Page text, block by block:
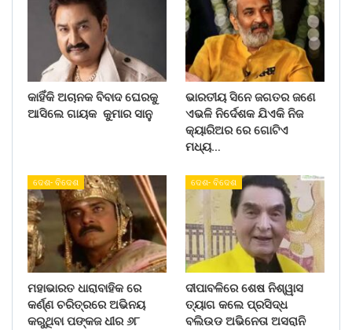
କାହିଁକି ଅଚାନକ ବିବାଦ ଘେରକୁ
ଆସିଲେ ଗାୟକ କୁମାର ସାନୁ
ଭାରତୀୟ ସିନେ ଜଗତର ଜଣେ
ଏଭଳି ନିର୍ଦେଶକ ଯିଏକି ନିଜ
କ୍ୟାରିଅର ରେ ଗୋଟିଏ
ମଧ୍ୟ…
ଦେଶ- ବିଦେଶ
ମହାଭାରତ ଧାରାବାହିକ ରେ
କର୍ଣ୍ଣ ଚରିତ୍ରରେ ଅଭିନୟ
କରୁଥିବା ପଙ୍କଜ ଧୀର ୬୮
ଦେଶ- ବିଦେଶ
ଦୀପାବଳିରେ ଶେଷ ନିଶ୍ୱାସ
ତ୍ୟାଗ କଲେ ପ୍ରସିଦ୍ଧ
ବଲିଉଡ ଅଭିନେତା ଅସରାନି